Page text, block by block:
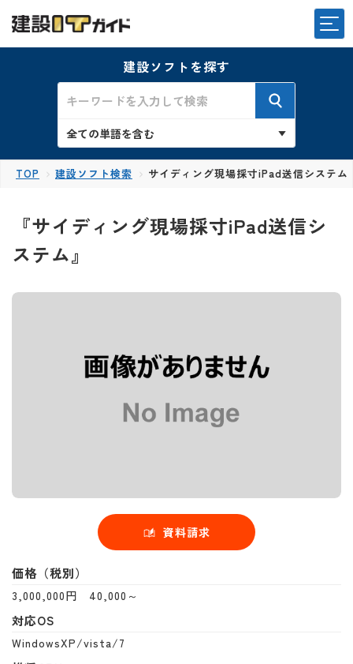
建設ソフトを探す
TOP 建設ソフト検索 サイディング現場採寸iPad送信システム
『サイディング現場採寸iPad送信シ
ステム』
資料請求
価格（税別）
3,000,000円 40,000～
対応OS
WindowsXP/vista/7